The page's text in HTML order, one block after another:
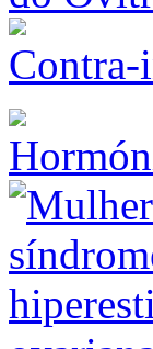
Contra-